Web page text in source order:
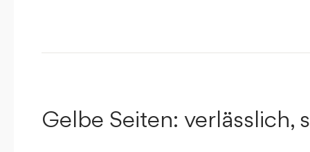
Gelbe Seiten: verlässlich,